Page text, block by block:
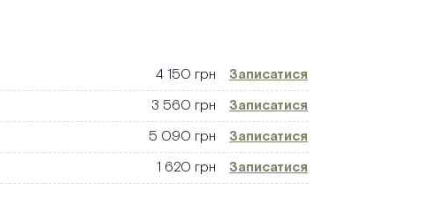
4 150 грн
Записатися
3 560 грн
Записатися
5 090 грн
Записатися
1 620 грн Записатися